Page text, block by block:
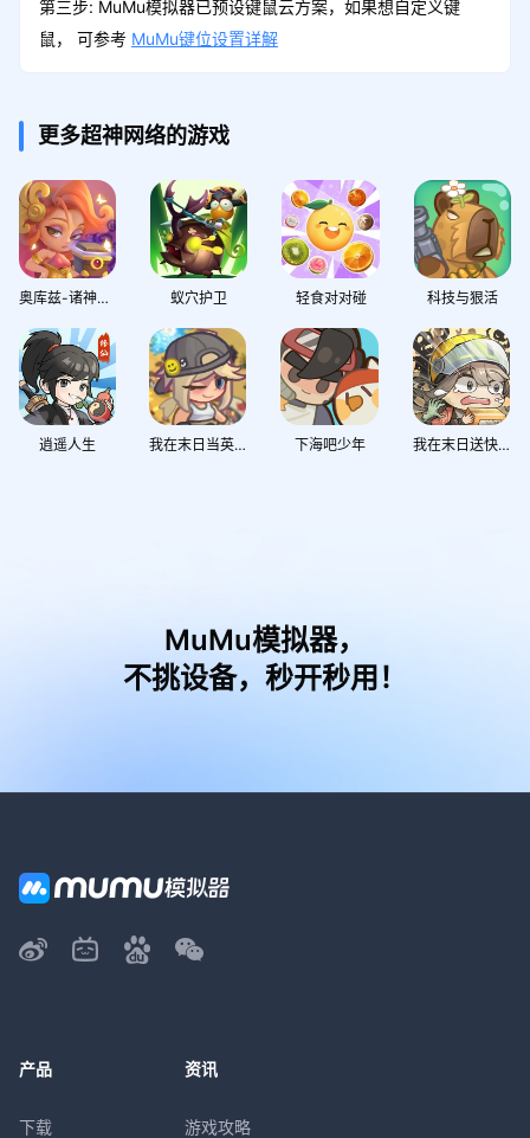
第三步: MuMu模拟器已预设键鼠云方案，如果想自定义键
鼠， 可参考 MuMu键位设置详解
更多超神网络的游戏
奥库兹-诸神之战 蚁穴护卫 轻食对对碰 科技与狠活
逍遥人生 我在末日当英雄 下海吧少年 我在末日送快递
MuMu模拟器，
不挑设备，秒开秒用！
产品
下载
资讯
游戏攻略